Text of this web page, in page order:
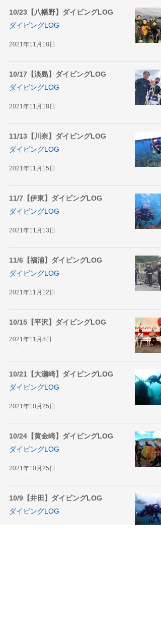
10/23【八幡野】ダイビングLOG
ダイビングLOG
2021年11月18日
10/17【淡島】ダイビングLOG
ダイビングLOG
2021年11月18日
11/13【川奈】ダイビングLOG
ダイビングLOG
2021年11月15日
11/7【伊東】ダイビングLOG
ダイビングLOG
2021年11月13日
11/6【福浦】ダイビングLOG
ダイビングLOG
2021年11月12日
10/15【平沢】ダイビングLOG
2021年11月8日
10/21【大瀬崎】ダイビングLOG
ダイビングLOG
2021年10月25日
10/24【黄金崎】ダイビングLOG
ダイビングLOG
2021年10月25日
10/9【井田】ダイビングLOG
ダイビングLOG